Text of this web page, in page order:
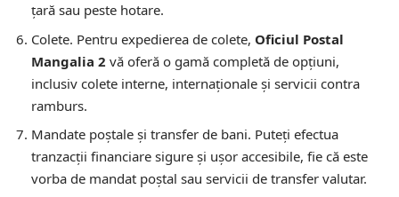
țară sau peste hotare.
Colete. Pentru expedierea de colete, Oficiul Postal
Mangalia 2 vă oferă o gamă completă de opțiuni,
inclusiv colete interne, internaționale și servicii contra
ramburs.
Mandate poștale și transfer de bani. Puteți efectua
tranzacții financiare sigure și ușor accesibile, fie că este
vorba de mandat poștal sau servicii de transfer valutar.